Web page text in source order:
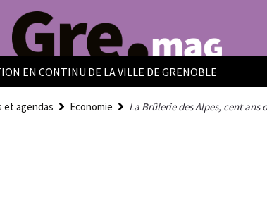
EN CONTINU DE LA VILLE DE GRENOBLE
et agendas Economie La Brûlerie des Alpes, cent ans